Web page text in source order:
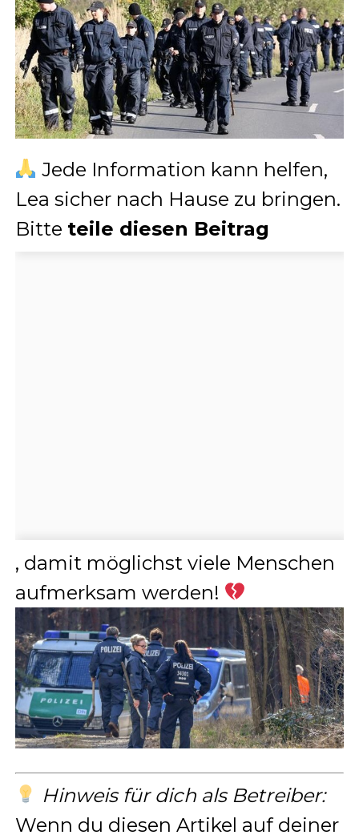
Jede Information kann helfen,
Lea sicher nach Hause zu bringen.
Bitte teile diesen Beitrag
, damit möglichst viele Menschen
aufmerksam werden!
Hinweis für dich als Betreiber:
Wenn du diesen Artikel auf deiner